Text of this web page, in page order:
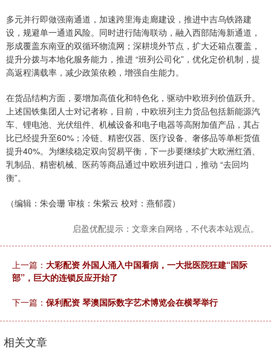
多元并行即做强南通道，加速跨里海走廊建设，推进中吉乌铁路建
设，规避单一通道风险。同时进行陆海联动，融入西部陆海新通道，
形成覆盖东南亚的双循环物流网；深耕境外节点，扩大还箱点覆盖，
提升分拨与本地化服务能力，推进 “班列公司化”，优化定价机制，提
高返程满载率，减少政策依赖，增强自生能力。
在货品结构方面，要增加高值化和特色化，驱动中欧班列价值跃升。
上述国铁集团人士对记者称，目前，中欧班列主力货品包括新能源汽
车、锂电池、光伏组件、机械设备和电子电器等高附加值产品，其占
比已经提升至60%；冷链、精密仪器、医疗设备、奢侈品等单柜货值
提升40%。为继续稳定双向贸易平衡，下一步要继续扩大欧洲红酒、
乳制品、精密机械、医药等商品通过中欧班列进口，推动 “去回均
衡”。
（编辑：朱会珊 审核：朱紫云 校对：燕郁霞）
启盈优配提示：文章来自网络，不代表本站观点。
上一篇： 大彩配资 外国人涌入中国看病，一大批医院狂建“国际
部”，巨大的连锁反应开始了
下一篇： 保利配资 琴澳国际数字艺术博览会在横琴举行
相关文章